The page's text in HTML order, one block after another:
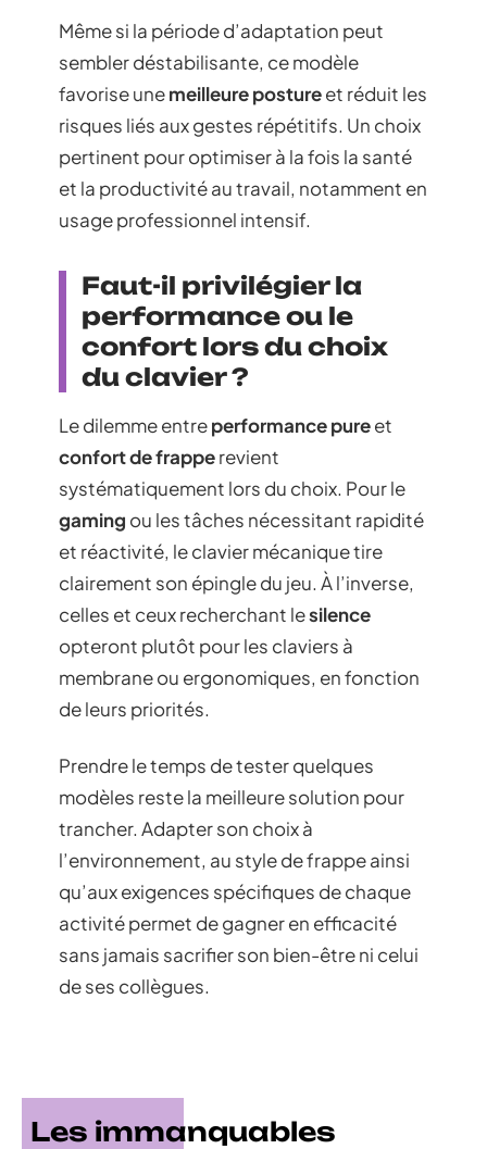
Même si la période d’adaptation peut
sembler déstabilisante, ce modèle
favorise unemeilleure postureet réduit les
risques liés aux gestes répétitifs. Un choix
pertinent pour optimiser à la fois la santé
et la productivité au travail, notamment en
usage professionnel intensif.
Faut-il privilégier la
performance ou le
confort lors du choix
du clavier ?
Le dilemme entreperformance pureet
confort de frapperevient
systématiquement lors du choix. Pour le
gaming ou les tâches nécessitant rapidité
et réactivité, le clavier mécanique tire
clairement son épingle du jeu. À l’inverse,
celles et ceux recherchant lesilence
opteront plutôt pour les claviers à
membrane ou ergonomiques, en fonction
de leurs priorités.
Prendre le temps de tester quelques
modèles reste la meilleure solution pour
trancher. Adapter son choix à
l’environnement, au style de frappe ainsi
qu’aux exigences spécifiques de chaque
activité permet de gagner en efficacité
sans jamais sacrifier son bien-être ni celui
de ses collègues.
Les immanquables